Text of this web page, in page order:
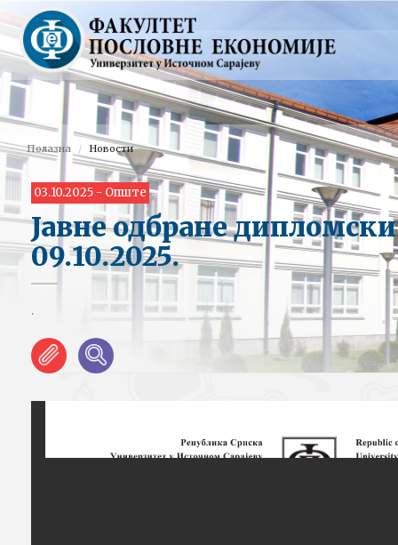
Полазна Новости
03.10.2025 - Опште
Јавне одбране
09.10.2025.
.